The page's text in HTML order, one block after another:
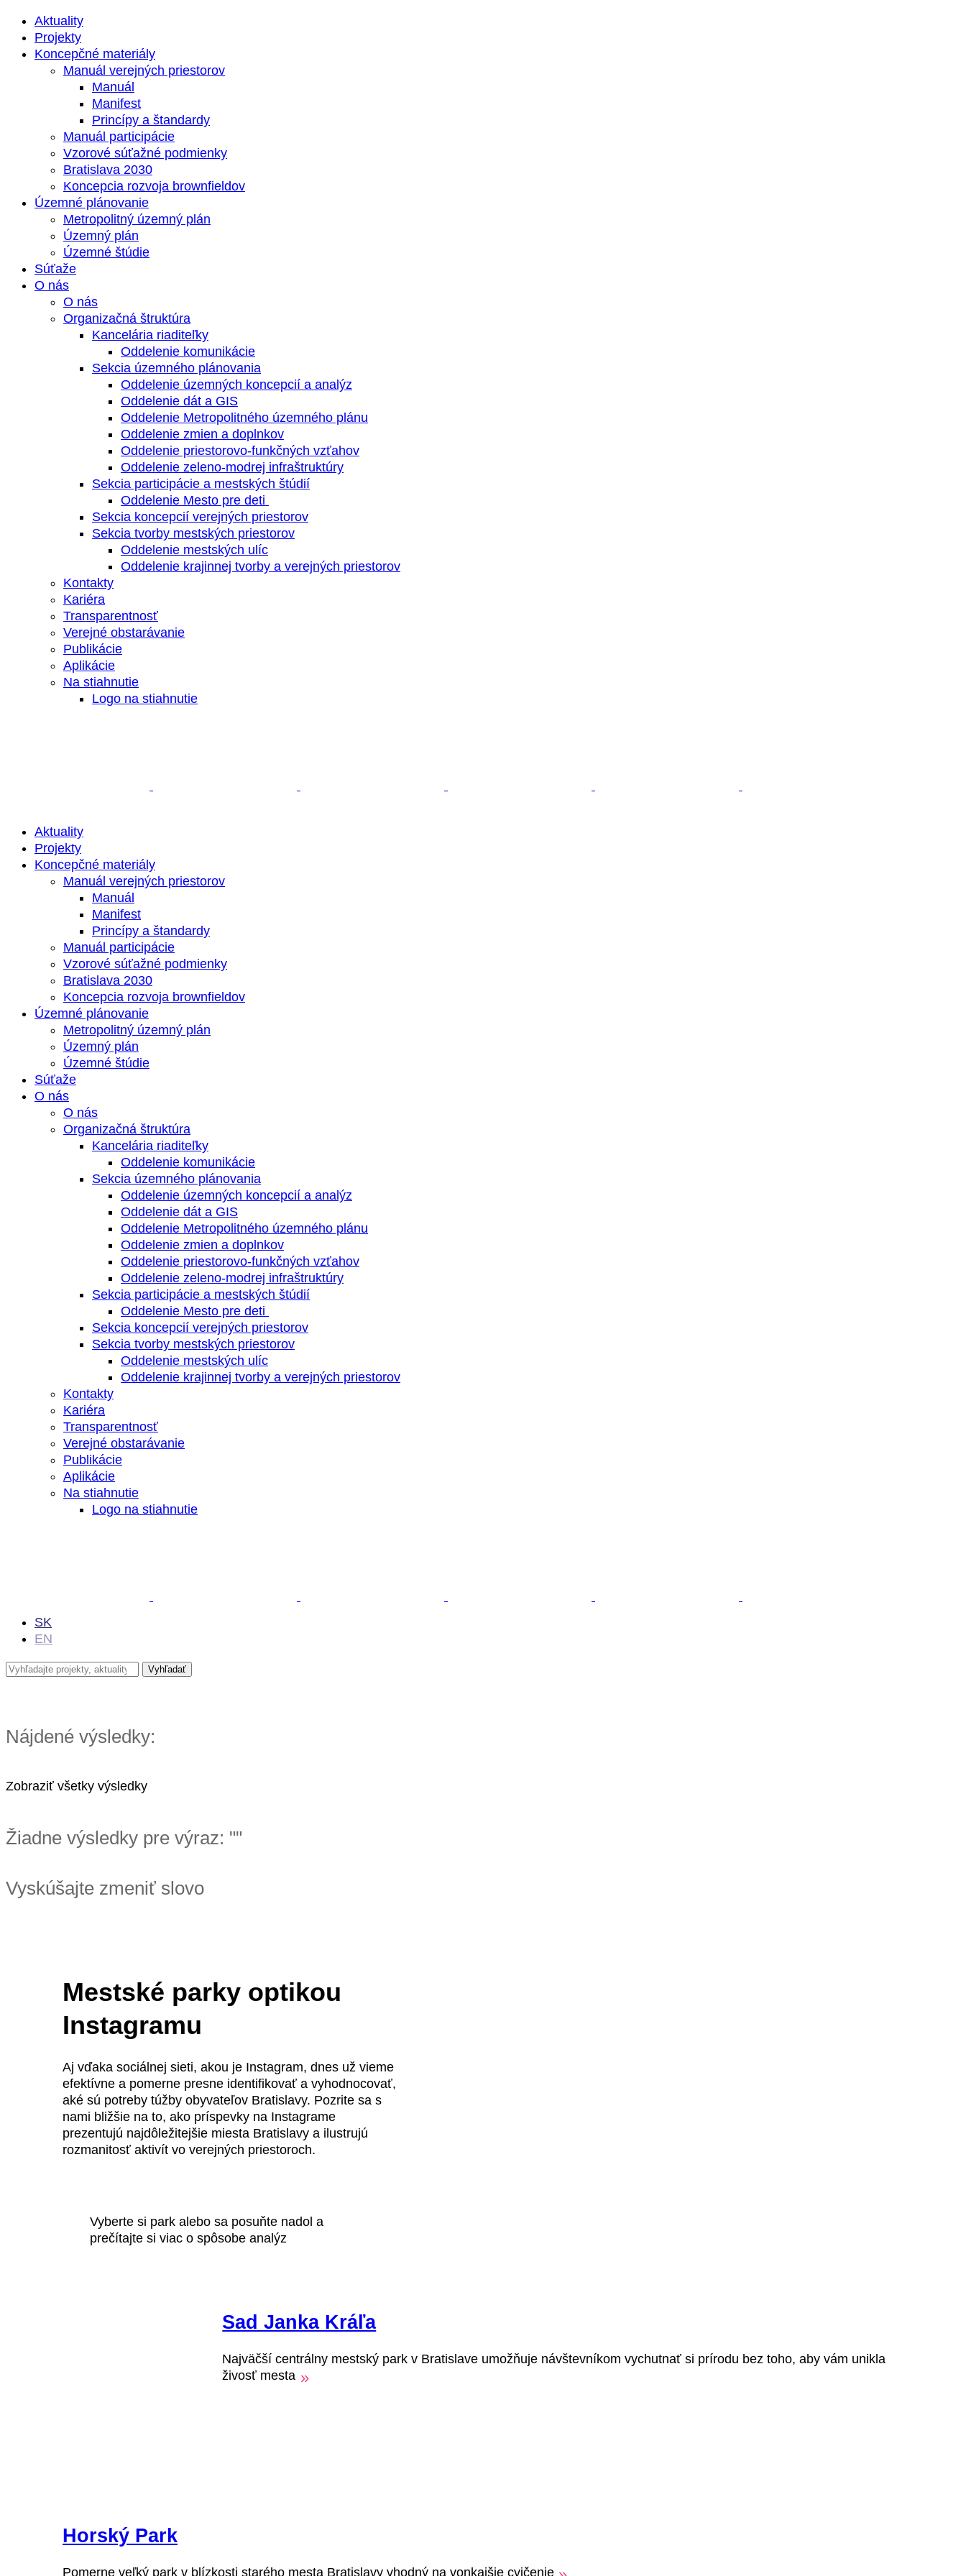
Aktuality
Projekty
Koncepčné materiály
Manuál verejných priestorov
Manuál
Manifest
Princípy a štandardy
Manuál participácie
Vzorové súťažné podmienky
Bratislava 2030
Koncepcia rozvoja brownfieldov
Územné plánovanie
Metropolitný územný plán
Územný plán
Územné štúdie
Súťaže
O nás
O nás
Organizačná štruktúra
Kancelária riaditeľky
Oddelenie komunikácie
Sekcia územného plánovania
Oddelenie územných koncepcií a analýz
Oddelenie dát a GIS
Oddelenie Metropolitného územného plánu
Oddelenie zmien a doplnkov
Oddelenie priestorovo-funkčných vzťahov
Oddelenie zeleno-modrej infraštruktúry
Sekcia participácie a mestských štúdií
Oddelenie Mesto pre deti
Sekcia koncepcií verejných priestorov
Sekcia tvorby mestských priestorov
Oddelenie mestských ulíc
Oddelenie krajinnej tvorby a verejných priestorov
Kontakty
Kariéra
Transparentnosť
Verejné obstarávanie
Publikácie
Aplikácie
Na stiahnutie
Logo na stiahnutie
Aktuality
Projekty
Koncepčné materiály
Manuál verejných priestorov
Manuál
Manifest
Princípy a štandardy
Manuál participácie
Vzorové súťažné podmienky
Bratislava 2030
Koncepcia rozvoja brownfieldov
Územné plánovanie
Metropolitný územný plán
Územný plán
Územné štúdie
Súťaže
O nás
O nás
Organizačná štruktúra
Kancelária riaditeľky
Oddelenie komunikácie
Sekcia územného plánovania
Oddelenie územných koncepcií a analýz
Oddelenie dát a GIS
Oddelenie Metropolitného územného plánu
Oddelenie zmien a doplnkov
Oddelenie priestorovo-funkčných vzťahov
Oddelenie zeleno-modrej infraštruktúry
Sekcia participácie a mestských štúdií
Oddelenie Mesto pre deti
Sekcia koncepcií verejných priestorov
Sekcia tvorby mestských priestorov
Oddelenie mestských ulíc
Oddelenie krajinnej tvorby a verejných priestorov
Kontakty
Kariéra
Transparentnosť
Verejné obstarávanie
Publikácie
Aplikácie
Na stiahnutie
Logo na stiahnutie
SK
EN
Nájdené výsledky:
Zobraziť všetky výsledky
Žiadne výsledky pre výraz: ""
Vyskúšajte zmeniť slovo
Mestské parky optikou
Instagramu
Aj vďaka sociálnej sieti, akou je Instagram, dnes už vieme
efektívne a pomerne presne identifikovať a vyhodnocovať,
aké sú potreby túžby obyvateľov Bratislavy. Pozrite sa s
nami bližšie na to, ako príspevky na Instagrame
prezentujú najdôležitejšie miesta Bratislavy a ilustrujú
rozmanitosť aktivít vo verejných priestoroch.
Vyberte si park alebo sa posuňte nadol a
prečítajte si viac o spôsobe analýz
Sad Janka Kráľa
Najväčší centrálny mestský park v Bratislave umožňuje návštevníkom vychutnať si prírodu bez toho, aby vám unikla
živosť mesta »
Horský Park
Pomerne veľký park v blízkosti starého mesta Bratislavy vhodný na vonkajšie cvičenie